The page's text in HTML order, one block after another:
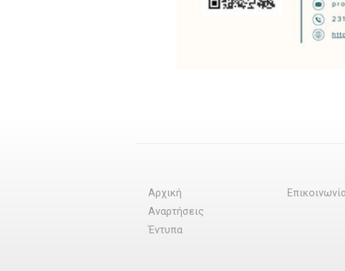
Αρχική
Αναρτήσεις
Έντυπα